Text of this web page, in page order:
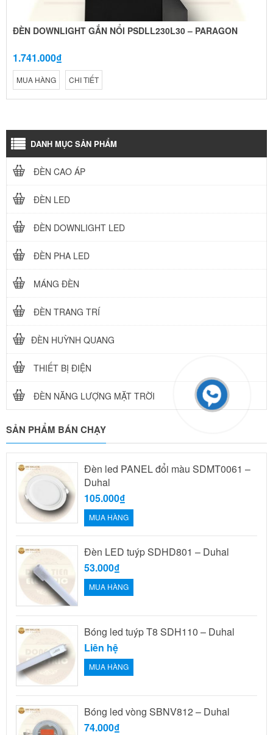
ĐÈN DOWNLIGHT GẮN NỔI PSDLL230L30 – PARAGON
1.741.000₫
MUA HÀNG CHI TIẾT
DANH MỤC SẢN PHẨM
ĐÈN CAO ÁP
ĐÈN LED
ĐÈN DOWNLIGHT LED
ĐÈN PHA LED
MÁNG ĐÈN
ĐÈN TRANG TRÍ
ĐÈN HUỲNH QUANG
THIẾT BỊ ĐIỆN
ĐÈN NĂNG LƯỢNG MẶT TRỜI
SẢN PHẨM BÁN CHẠY
Đèn led PANEL đổi màu SDMT0061 –
Duhal
105.000₫
MUA HÀNG
Đèn LED tuýp SDHD801 – Duhal
53.000₫
MUA HÀNG
Bóng led tuýp T8 SDH110 – Duhal
Liên hệ
MUA HÀNG
Bóng led vòng SBNV812 – Duhal
74.000₫